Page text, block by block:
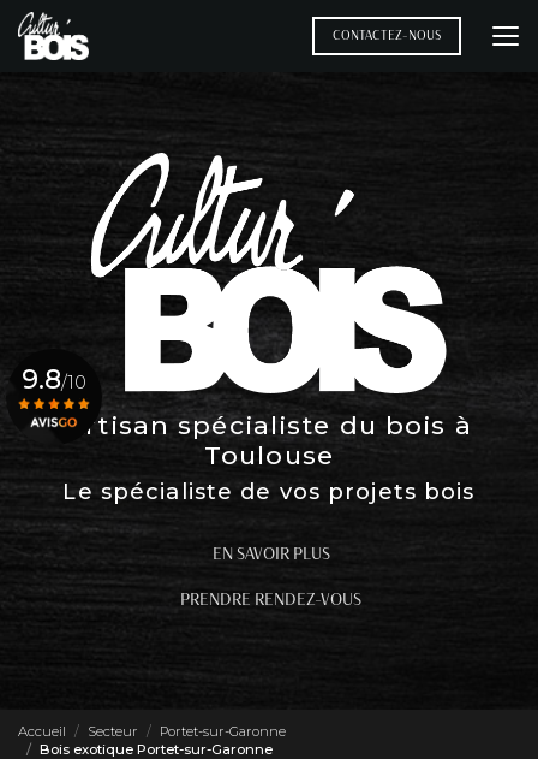
Aller
au
contenu
CONTACTEZ-NOUS
Artisan spécialiste du bois à
Toulouse
Le spécialiste de vos projets bois
EN SAVOIR PLUS
PRENDRE RENDEZ-VOUS
9.8/10
Accueil Secteur
Portet-sur-Garonne
Bois exotique Portet-sur-Garonne